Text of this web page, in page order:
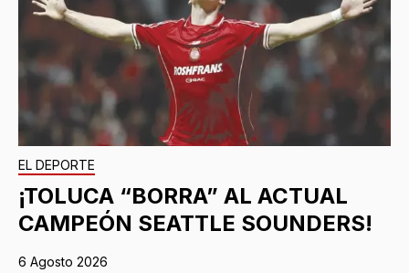
EL DEPORTE
¡TOLUCA “BORRA” AL ACTUAL
CAMPEÓN SEATTLE SOUNDERS!
6 Agosto 2026